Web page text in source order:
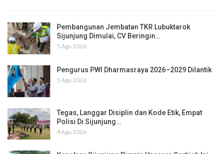
Pembangunan Jembatan TKR Lubuktarok
Sijunjung Dimulai, CV Beringin…
5 Agu 2026
Pengurus PWI Dharmasraya 2026–2029 Dilantik
5 Agu 2026
Tegas, Langgar Disiplin dan Kode Etik, Empat
Polisi Di Sijunjung…
4 Agu 2026